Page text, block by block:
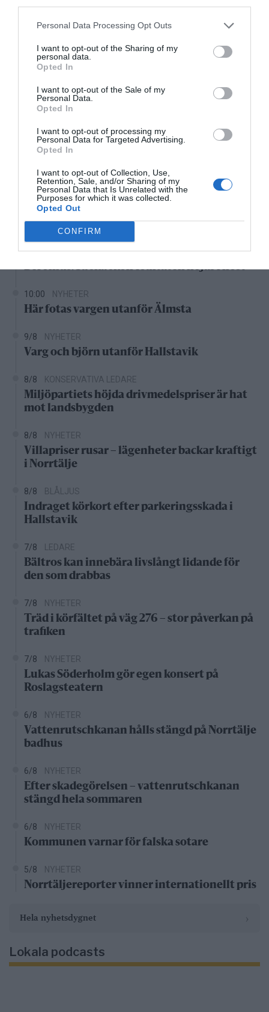
Personal Data Processing Opt Outs
I want to opt-out of the Sharing of my
personal data.
Opted In
I want to opt-out of the Sale of my
Personal Data.
Opted In
I want to opt-out of processing my
Personal Data for Targeted Advertising.
Opted In
I want to opt-out of Collection, Use,
Retention, Sale, and/or Sharing of my
Personal Data that Is Unrelated with the
Purposes for which it was collected.
Opted Out
CONFIRM
Trålen 24 AB registrerat
NordHem Måleri AB registrerat –
måleriföretag i Norrtälje
Lokalt väder
27°C Klart
27°C 29°C 30°C 31°C 32°C 33°C
Senaste nytt
11:22 NYHETER
Beronius: Så ska skolresultaten höjas i höst
10:00 NYHETER
Här fotas vargen utanför Älmsta
9/8 NYHETER
Varg och björn utanför Hallstavik
8/8 KONSERVATIVA LEDARE
Miljöpartiets höjda drivmedelspriser är hat
mot landsbygden
8/8 NYHETER
Villapriser rusar – lägenheter backar kraftigt
i Norrtälje
8/8 BLÅLJUS
Indraget körkort efter parkeringsskada i
Hallstavik
7/8 LEDARE
Bältros kan innebära livslångt lidande för
den som drabbas
7/8 NYHETER
Träd i körfältet på väg 276 – stor påverkan på
trafiken
7/8 NYHETER
Lukas Söderholm gör egen konsert på
Roslagsteatern
6/8 NYHETER
Vattenrutschkanan hålls stängd på Norrtälje
badhus
6/8 NYHETER
Efter skadegörelsen – vattenrutschkanan
stängd hela sommaren
6/8 NYHETER
Kommunen varnar för falska sotare
5/8 NYHETER
Norrtäljereporter vinner internationellt pris
Hela nyhetsdygnet
Lokala podcasts